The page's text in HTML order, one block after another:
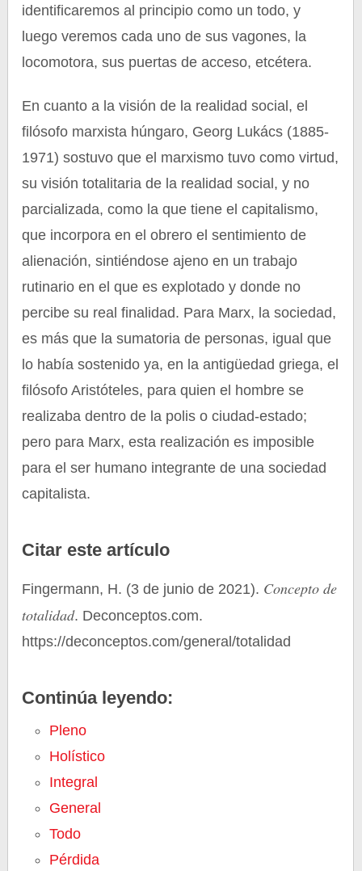
identificaremos al principio como un todo, y
luego veremos cada uno de sus vagones, la
locomotora, sus puertas de acceso, etcétera.
En cuanto a la visión de la realidad social, el
filósofo marxista húngaro, Georg Lukács (1885-
1971) sostuvo que el marxismo tuvo como virtud,
su visión totalitaria de la realidad social, y no
parcializada, como la que tiene el capitalismo,
que incorpora en el obrero el sentimiento de
alienación, sintiéndose ajeno en un trabajo
rutinario en el que es explotado y donde no
percibe su real finalidad. Para Marx, la sociedad,
es más que la sumatoria de personas, igual que
lo había sostenido ya, en la antigüedad griega, el
filósofo Aristóteles, para quien el hombre se
realizaba dentro de la polis o ciudad-estado;
pero para Marx, esta realización es imposible
para el ser humano integrante de una sociedad
capitalista.
Citar este artículo
Fingermann, H. (3 de junio de 2021). Concepto de
totalidad. Deconceptos.com.
https://deconceptos.com/general/totalidad
Continúa leyendo:
Pleno
Holístico
Integral
General
Todo
Pérdida